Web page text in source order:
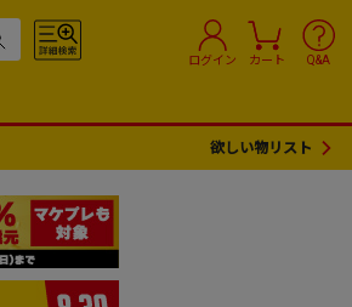
ログイン カート Q&A
欲しい物リスト